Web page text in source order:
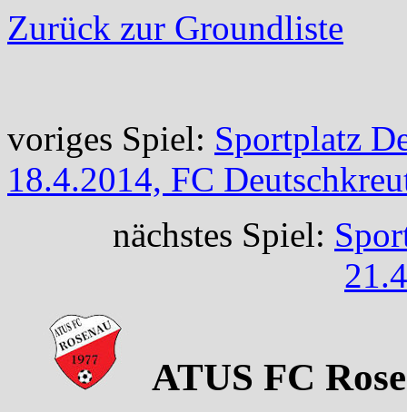
Zurück zur Groundliste
voriges Spiel: Sportplatz
18.4.2014, FC
nächstes Spiel:
ATUS FC